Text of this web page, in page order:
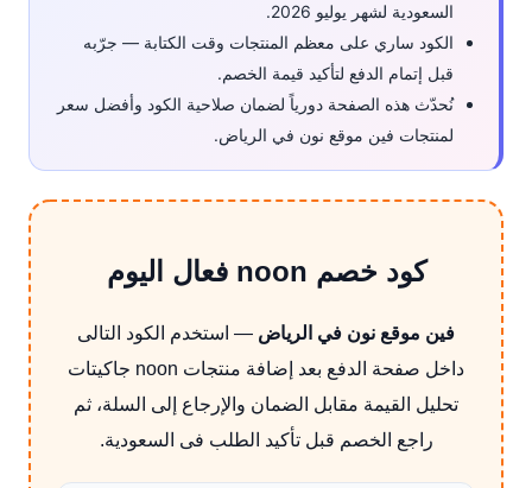
السعودية لشهر يوليو 2026.
الكود ساري على معظم المنتجات وقت الكتابة — جرّبه
قبل إتمام الدفع لتأكيد قيمة الخصم.
نُحدّث هذه الصفحة دورياً لضمان صلاحية الكود وأفضل سعر
لمنتجات فين موقع نون في الرياض.
كود خصم noon فعال اليوم
فين موقع نون في الرياض — استخدم الكود التالى
داخل صفحة الدفع بعد إضافة منتجات noon جاكيتات
تحليل القيمة مقابل الضمان والإرجاع إلى السلة، ثم
راجع الخصم قبل تأكيد الطلب فى السعودية.